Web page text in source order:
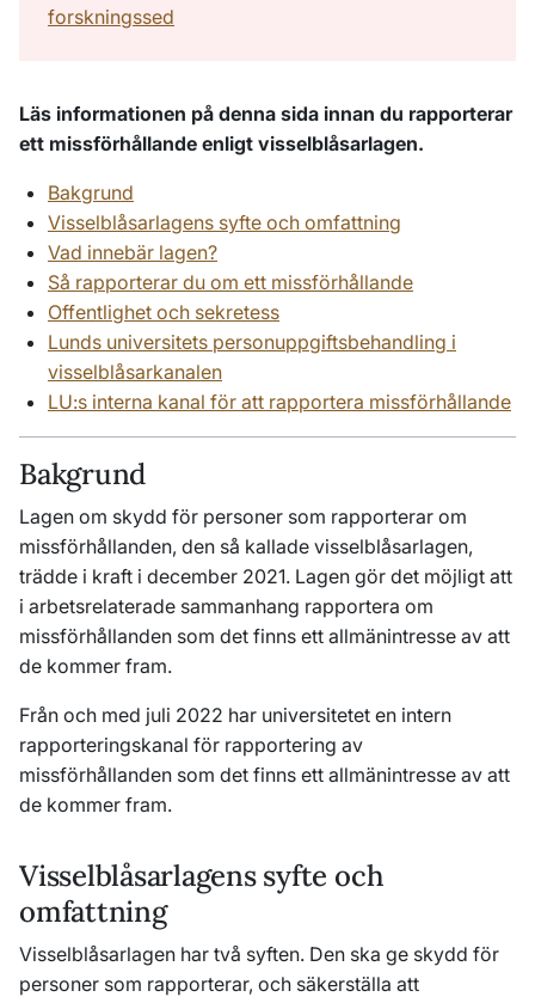
forskningssed
Läs informationen på denna sida innan du rapporterar
ett missförhållande enligt visselblåsarlagen.
Bakgrund
Visselblåsarlagens syfte och omfattning
Vad innebär lagen?
Så rapporterar du om ett missförhållande
Offentlighet och sekretess
Lunds universitets personuppgiftsbehandling i
visselblåsarkanalen
LU:s interna kanal för att rapportera missförhållande
Bakgrund
Lagen om skydd för personer som rapporterar om
missförhållanden, den så kallade visselblåsarlagen,
trädde i kraft i december 2021. Lagen gör det möjligt att
i arbetsrelaterade sammanhang rapportera om
missförhållanden som det finns ett allmänintresse av att
de kommer fram.
Från och med juli 2022 har universitetet en intern
rapporteringskanal för rapportering av
missförhållanden som det finns ett allmänintresse av att
de kommer fram.
Visselblåsarlagens syfte och
omfattning
Visselblåsarlagen har två syften. Den ska ge skydd för
personer som rapporterar, och säkerställa att